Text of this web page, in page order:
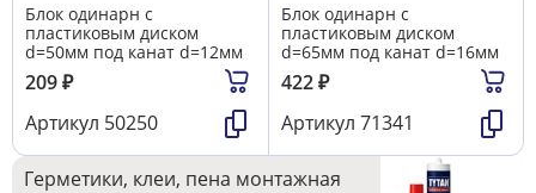
Блок одинарн с
пластиковым диском
d=50мм под канат d=12мм
209₽
Артикул 50250
Блок одинарн с
пластиковым диском
d=65мм под канат d=16мм
422₽
Артикул 71341
Герметики, клеи, пена монтажная